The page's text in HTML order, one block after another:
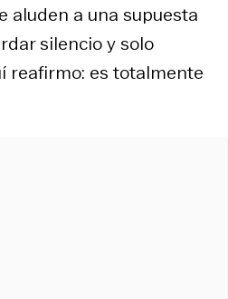
aluden a una supuesta
silencio y solo
reafirmo: es totalmente